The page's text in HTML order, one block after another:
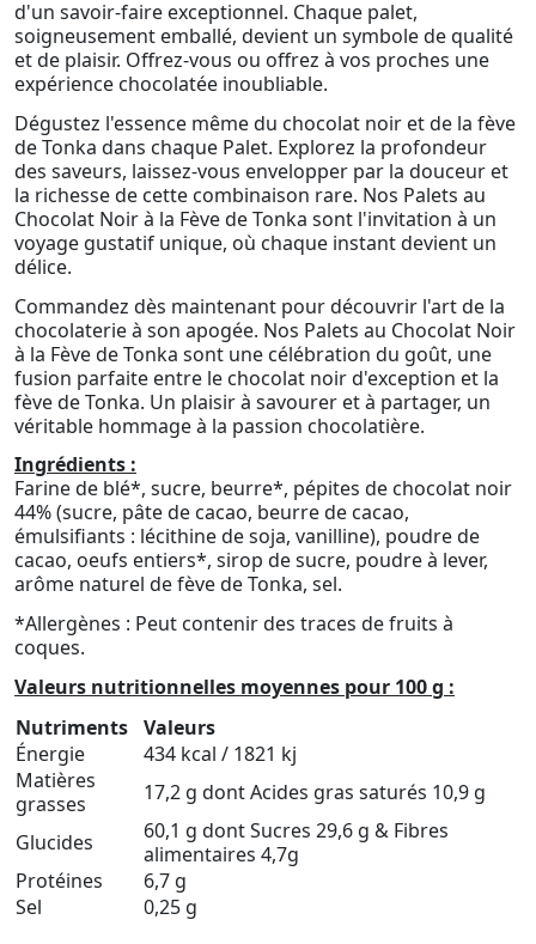
d'un savoir-faire exceptionnel. Chaque palet,
soigneusement emballé, devient un symbole de qualité
et de plaisir. Offrez-vous ou offrez à vos proches une
expérience chocolatée inoubliable.
Dégustez l'essence même du chocolat noir et de la fève
de Tonka dans chaque Palet. Explorez la profondeur
des saveurs, laissez-vous envelopper par la douceur et
la richesse de cette combinaison rare. Nos Palets au
Chocolat Noir à la Fève de Tonka sont l'invitation à un
voyage gustatif unique, où chaque instant devient un
délice.
Commandez dès maintenant pour découvrir l'art de la
chocolaterie à son apogée. Nos Palets au Chocolat Noir
à la Fève de Tonka sont une célébration du goût, une
fusion parfaite entre le chocolat noir d'exception et la
fève de Tonka. Un plaisir à savourer et à partager, un
véritable hommage à la passion chocolatière.
Ingrédients :
Farine de blé*, sucre, beurre*, pépites de chocolat noir
44% (sucre, pâte de cacao, beurre de cacao,
émulsifiants : lécithine de soja, vanilline), poudre de
cacao, oeufs entiers*, sirop de sucre, poudre à lever,
arôme naturel de fève de Tonka, sel.
*Allergènes : Peut contenir des traces de fruits à
coques.
Valeurs nutritionnelles moyennes pour 100 g :
Nutriments Valeurs
Énergie
434 kcal / 1821 kj
Matières
grasses
17,2 g dont Acides gras saturés 10,9 g
Glucides
60,1 g dont Sucres 29,6 g & Fibres
alimentaires 4,7g
Protéines
6,7 g
Sel
0,25 g